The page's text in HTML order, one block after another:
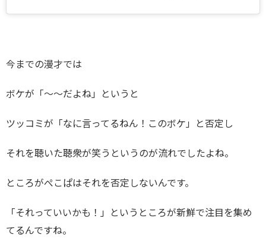
今までの漫才では
ボケが「～～だよね」というと
ツッコミが「なに言ってるねん！このボケ」と否定し
それを聴いた聴衆が笑うというのが流れでしたよね。
ところがぺこぱはそれを否定しないんです。
「それっていいかも！」というところが新鮮で注目を集め
てるんですね。